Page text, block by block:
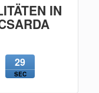
IN
29
SEC